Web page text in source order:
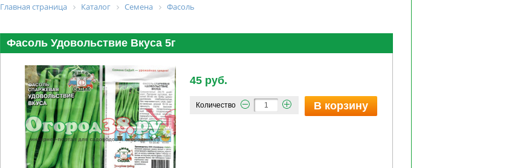
Главная страница Каталог Семена Фасоль
Фасоль Удовольствие Вкуса 5г
45 руб.
Количество В корзину